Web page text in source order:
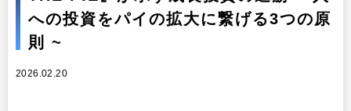
プラクティショナー養成
リサーチ
出版
への投資をパイの拡大に繋げる3つの原
則 ~
2026.02.20